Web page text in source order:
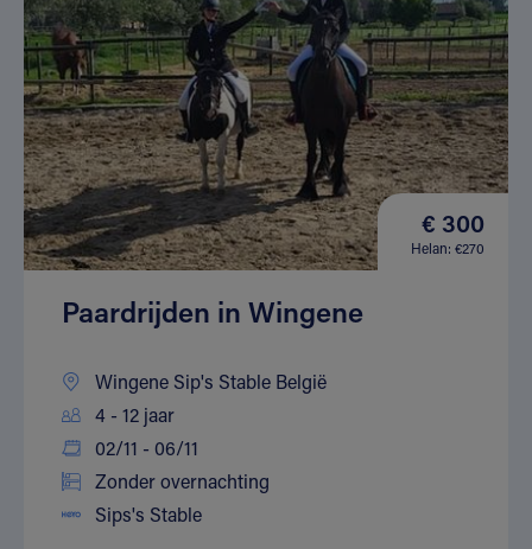
€ 300
Helan: €270
Paardrijden in Wingene
Wingene Sip's Stable België
4 - 12 jaar
02/11 - 06/11
Zonder overnachting
Sips's Stable